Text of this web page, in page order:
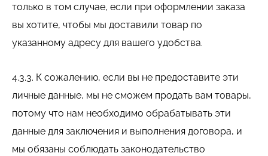
только в том случае, если при оформлении заказа
вы хотите, чтобы мы доставили товар по
указанному адресу для вашего удобства.
4.3.3. К сожалению, если вы не предоставите эти
личные данные, мы не сможем продать вам товары,
потому что нам необходимо обрабатывать эти
данные для заключения и выполнения договора, и
мы обязаны соблюдать законодательство